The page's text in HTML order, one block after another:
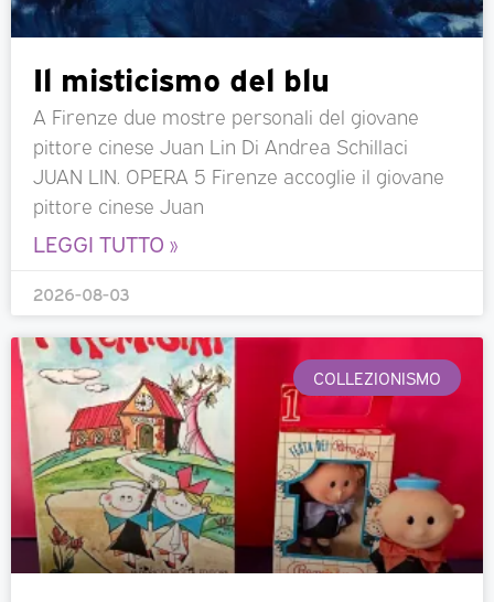
Il misticismo del blu
A Firenze due mostre personali del giovane
pittore cinese Juan Lin Di Andrea Schillaci
JUAN LIN. OPERA 5 Firenze accoglie il giovane
pittore cinese Juan
LEGGI TUTTO »
2026-08-03
COLLEZIONISMO